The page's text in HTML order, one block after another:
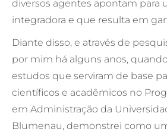
diversos agentes apontam para
integradora e que resulta em
Diante disso, e através de
por mim há alguns anos,
estudos que serviram de base
científicos e acadêmicos no
em Administração da
Blumenau, demonstrei como